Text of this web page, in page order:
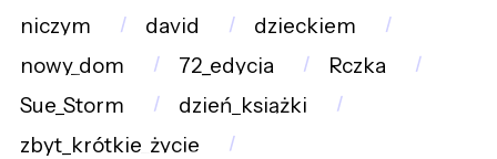
niczym
david
dzieckiem
nowy_dom
72_edycja
Rczka
Sue_Storm
dzień_książki
zbyt_krótkie_życie